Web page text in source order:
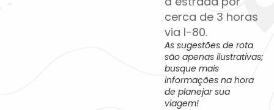
cerca de 3 horas
via I-80.
As sugestões de rota
são apenas ilustrativas;
busque mais
informações na hora
de planejar sua
viagem!